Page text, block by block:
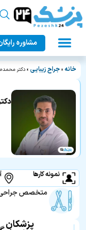
مشاوره
خانه » جراح زیبایی » دکتر
نمونه کارها
متخصص جراحی
پزشکان